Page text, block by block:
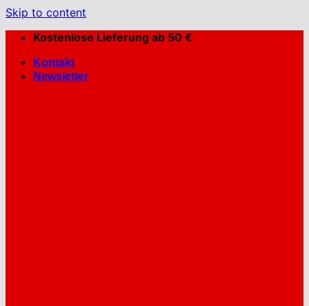
Skip to content
Kostenlose Lieferung ab 50 €
Kontakt
Newsletter